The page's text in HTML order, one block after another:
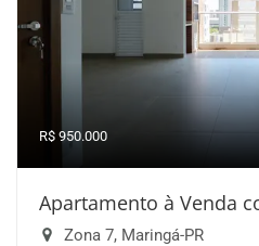
R$ 950.000
Apartamento à Venda
Zona 7, Maringá-PR